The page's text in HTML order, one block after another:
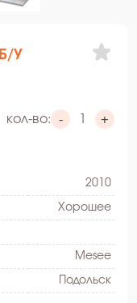
У
кол-во: - +
2010
Xорошее
Mesee
Подольск